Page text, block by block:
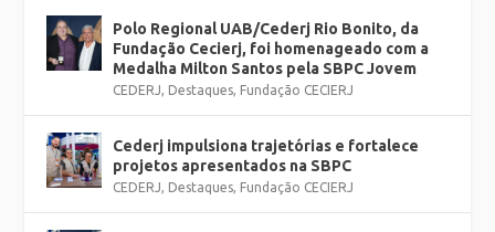
Polo Regional UAB/Cederj Rio Bonito, da
Fundação Cecierj, foi homenageado com a
Medalha Milton Santos pela SBPC Jovem
CEDERJ, Destaques, Fundação CECIERJ
Cederj impulsiona trajetórias e fortalece
projetos apresentados na SBPC
CEDERJ, Destaques, Fundação CECIERJ